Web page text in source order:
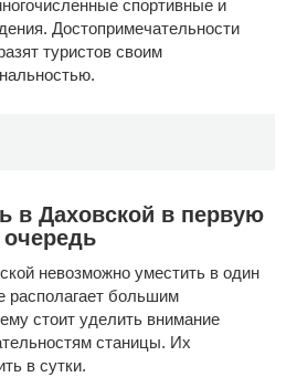
спортивные и
Достопримечательности
туристов своим
в Даховской в первую
очередь
невозможно уместить в один
располагает большим
стоит уделить внимание
станицы. Их
в сутки.